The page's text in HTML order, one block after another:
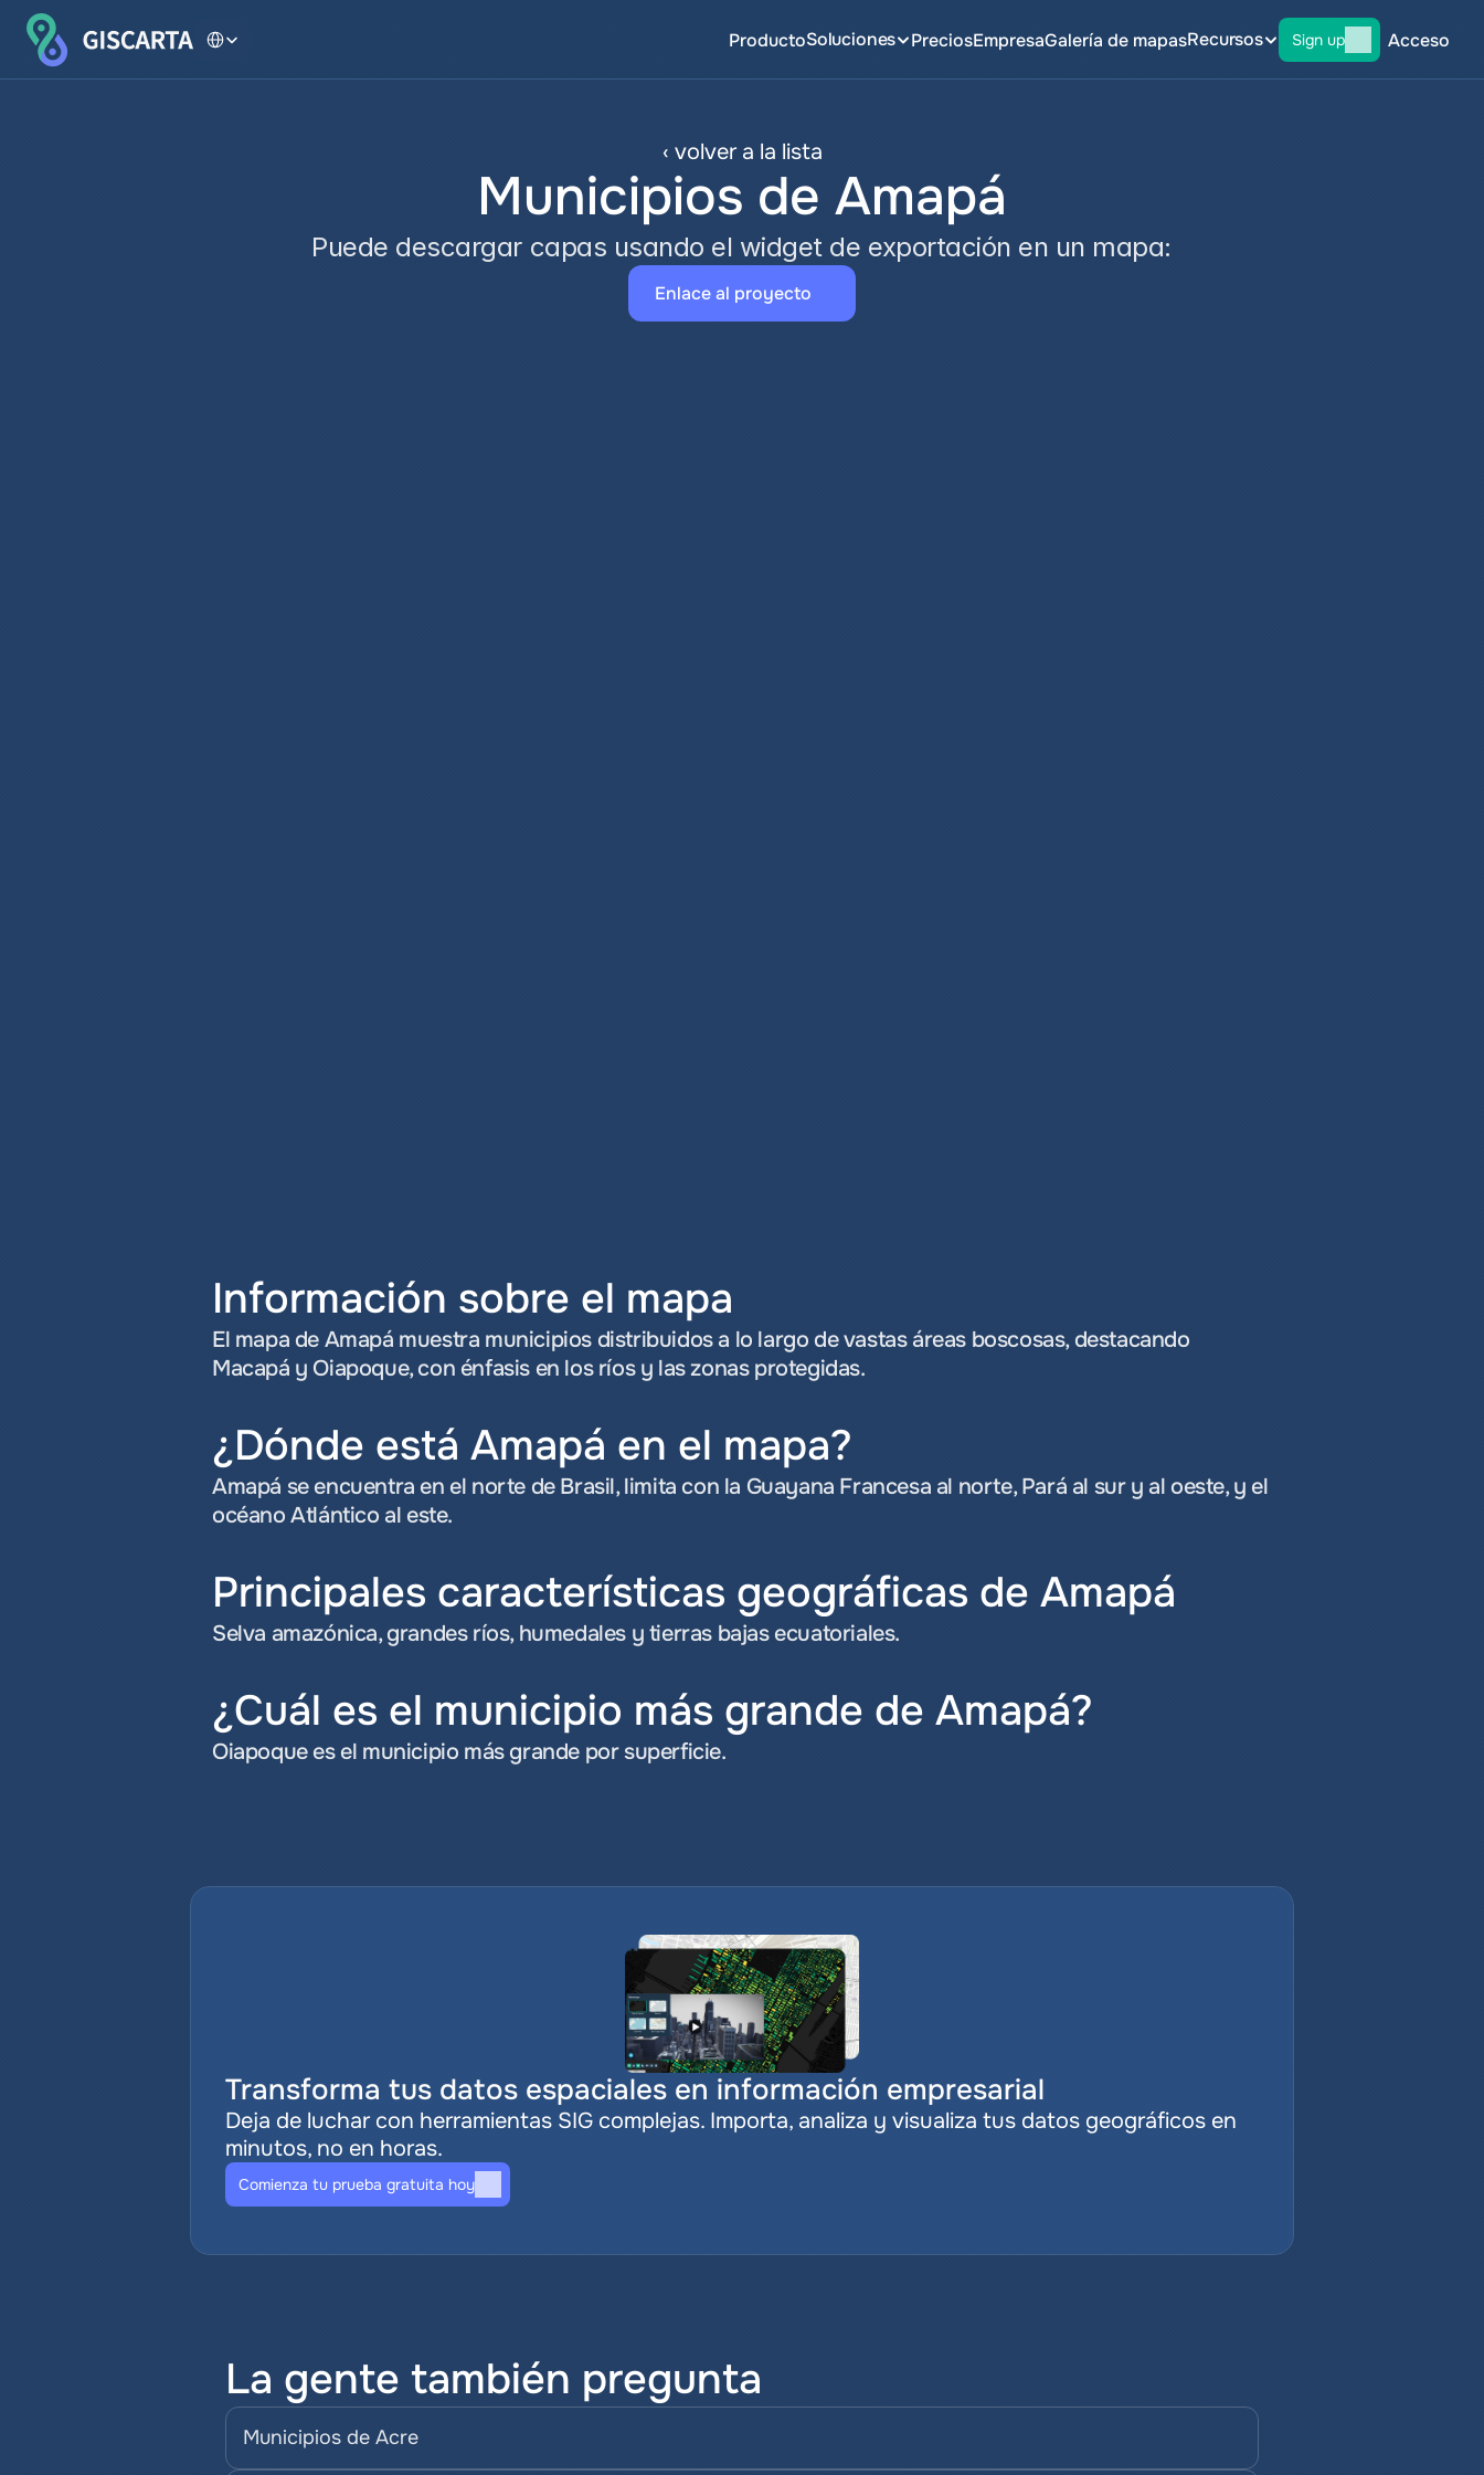
ProductoSoluciones PreciosEmpresaGalería de mapasRecursos Sign up Acceso
‹ volver a la lista
Municipios de Amapá
Puede descargar capas usando el widget de exportación en un mapa:
Enlace al proyecto
Información sobre el mapa
El mapa de Amapá muestra municipios distribuidos a lo largo de vastas áreas boscosas, destacando
Macapá y Oiapoque, con énfasis en los ríos y las zonas protegidas.
¿Dónde está Amapá en el mapa?
Amapá se encuentra en el norte de Brasil, limita con la Guayana Francesa al norte, Pará al sur y al oeste, y el
océano Atlántico al este.
Principales características geográficas de Amapá
Selva amazónica, grandes ríos, humedales y tierras bajas ecuatoriales.
¿Cuál es el municipio más grande de Amapá?
Oiapoque es el municipio más grande por superficie.
Transforma tus datos espaciales en información empresarial
Deja de luchar con herramientas SIG complejas. Importa, analiza y visualiza tus datos geográficos en
minutos, no en horas.
Comienza tu prueba gratuita hoy
La gente también pregunta
Municipios de Acre